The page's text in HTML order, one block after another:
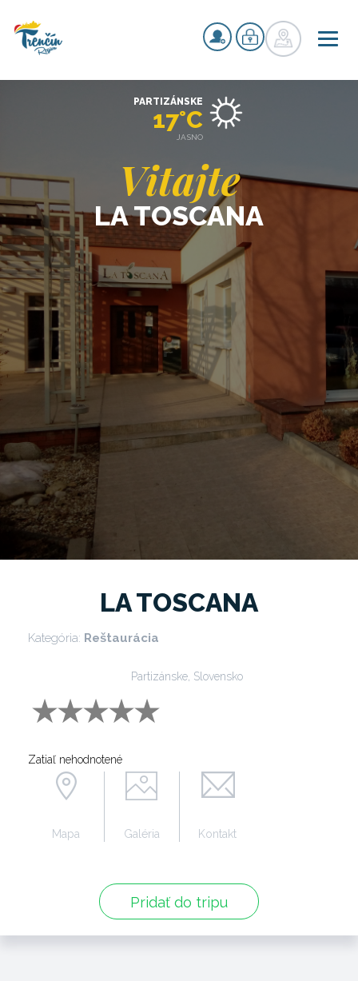
Vitajte
LA TOSCANA
PARTIZÁNSKE
17°C
JASNO
LA TOSCANA
Kategória: Reštaurácia
Partizánske, Slovensko
Zatiaľ nehodnotené
Pridať do tripu
Mapa Galéria Kontakt